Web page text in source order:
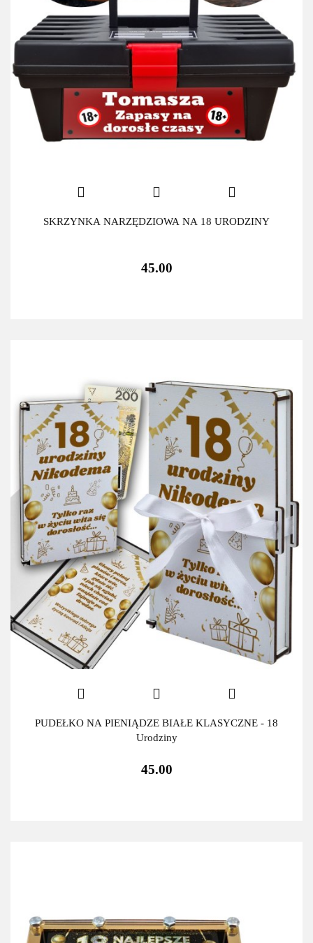
SKRZYNKA NARZĘDZIOWA NA 18 URODZINY
45.00
PUDEŁKO NA PIENIĄDZE BIAŁE KLASYCZNE - 18
Urodziny
45.00